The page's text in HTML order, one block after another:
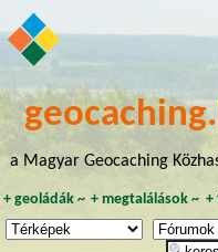
a Magyar Geocaching
+ geoládák~ +megtalálások ~ +